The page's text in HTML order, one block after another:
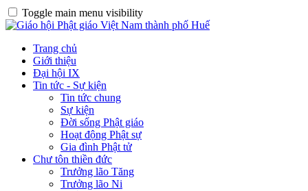
Toggle main menu visibility
Trang chủ
Giới thiệu
Đại hội IX
Tin tức - Sự kiện
Tin tức chung
Sự kiện
Đời sống Phật giáo
Hoạt động Phật sự
Gia đình Phật tử
Chư tôn thiền đức
Trưởng lão Tăng
Trưởng lão Ni